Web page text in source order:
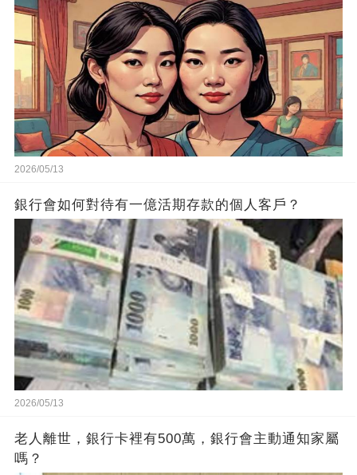
2026/05/13
銀行會如何對待有一億活期存款的個人客戶？
2026/05/13
老人離世，銀行卡裡有500萬，銀行會主動通知家屬
嗎？